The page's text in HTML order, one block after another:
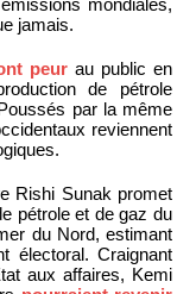
jamais.
peur au public en
de pétrole
par la même
reviennent
Rishi Sunak promet
pétrole et de gaz du
du Nord, estimant
électoral. Craignant
aux affaires, Kemi